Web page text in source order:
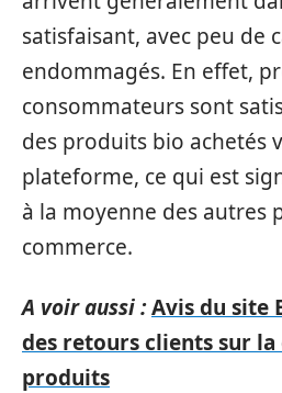
satisfaisant, avec peu de
endommagés. En effet,
consommateurs sont
des produits bio achetés
plateforme, ce qui est
à la moyenne des autres
commerce.
A voir aussi :Avis du site
des retours clients sur
produits